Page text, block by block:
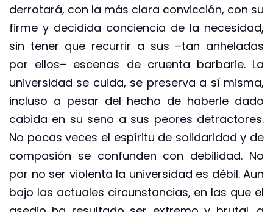
derrotará, con la más clara convicción, con su
firme y decidida conciencia de la necesidad,
sin tener que recurrir a sus –tan anheladas
por ellos– escenas de cruenta barbarie. La
universidad se cuida, se preserva a sí misma,
incluso a pesar del hecho de haberle dado
cabida en su seno a sus peores detractores.
No pocas veces el espíritu de solidaridad y de
compasión se confunden con debilidad. No
por no ser violenta la universidad es débil. Aun
bajo las actuales circunstancias, en las que el